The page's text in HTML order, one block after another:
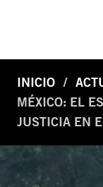
INICIO
MÉXICO: EL
JUSTICIA EN